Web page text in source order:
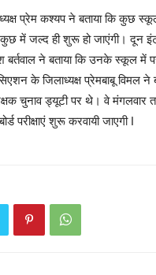
प्रेम कश्यप ने बताया कि कुछ
कुछ में जल्द ही शुरू हो जाएंगी।
बर्तवाल ने बताया कि उनके स्कूल में
के जिलाध्यक्ष प्रेमबाबू विमल ने
चुनाव ड्यूटी पर थे। वे
परीक्षाएं शुरू करवायी जाएगी I